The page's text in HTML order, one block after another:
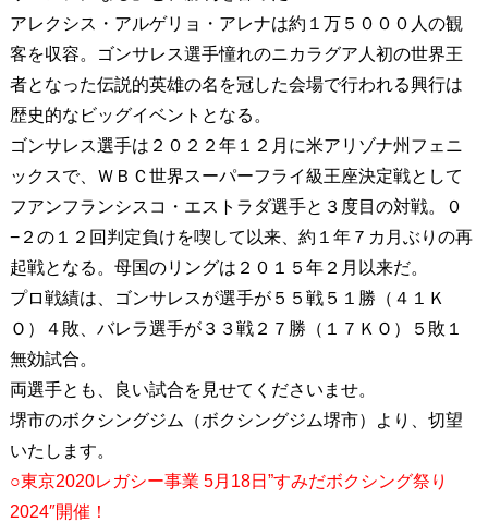
アレクシス・アルゲリョ・アレナは約１万５０００人の観
客を収容。ゴンサレス選手憧れのニカラグア人初の世界王
者となった伝説的英雄の名を冠した会場で行われる興行は
歴史的なビッグイベントとなる。
ゴンサレス選手は２０２２年１２月に米アリゾナ州フェニ
ックスで、ＷＢＣ世界スーパーフライ級王座決定戦として
フアンフランシスコ・エストラダ選手と３度目の対戦。０
−２の１２回判定負けを喫して以来、約１年７カ月ぶりの再
起戦となる。母国のリングは２０１５年２月以来だ。
プロ戦績は、ゴンサレスが選手が５５戦５１勝（４１Ｋ
Ｏ）４敗、バレラ選手が３３戦２７勝（１７ＫＯ）５敗１
無効試合。
両選手とも、良い試合を見せてくださいませ。
堺市のボクシングジム（ボクシングジム堺市）より、切望
いたします。
○東京2020レガシー事業 5月18日”すみだボクシング祭り
2024″開催！